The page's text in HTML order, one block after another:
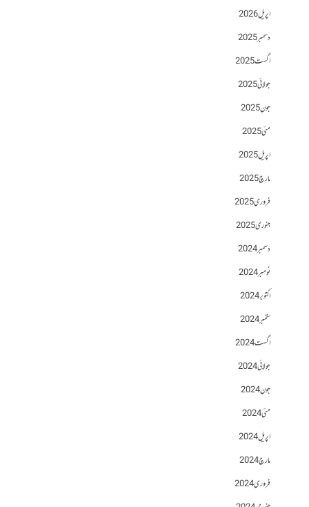
اپریل 2026
دسمبر 2025
اگست 2025
جولائی 2025
جون 2025
مئی 2025
اپریل 2025
مارچ 2025
فروری 2025
جنوری 2025
دسمبر 2024
نومبر 2024
اکتوبر 2024
ستمبر 2024
اگست 2024
جولائی 2024
جون 2024
مئی 2024
اپریل 2024
مارچ 2024
فروری 2024